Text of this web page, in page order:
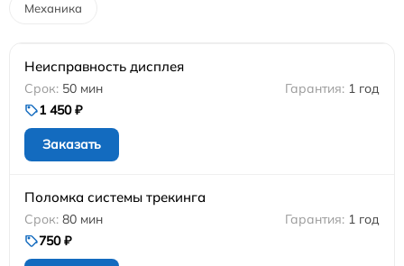
Механика
Неисправность дисплея
50 мин
1 год
1 450 ₽
Заказать
Поломка системы трекинга
80 мин
1 год
750 ₽